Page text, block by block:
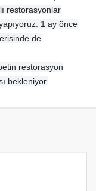
restorasyonlar
1 ay önce
de
restorasyon
bekleniyor.